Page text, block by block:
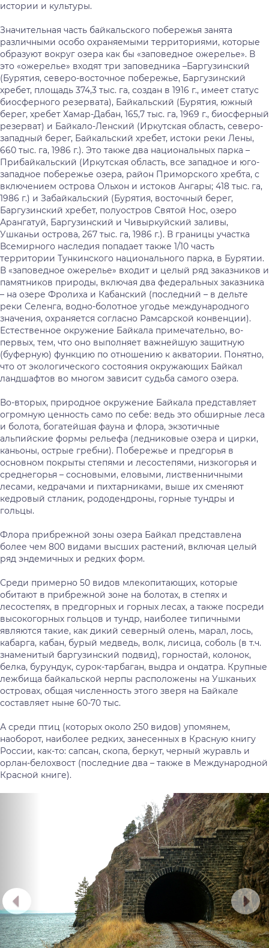
истории и культуры.
Значительная часть байкальского побережья занята
различными особо охраняемыми территориями, которые
образуют вокруг озера как бы «заповедное ожерелье». В
это «ожерелье» входят три заповедника –Баргузинский
(Бурятия, северо-восточное побережье, Баргузинский
хребет, площадь 374,3 тыс. га, создан в 1916 г., имеет статус
биосферного резервата), Байкальский (Бурятия, южный
берег, хребет Хамар-Дабан, 165,7 тыс. га, 1969 г., биосферный
резерват) и Байкало-Ленский (Иркутская область, северо-
западный берег, Байкальский хребет, истоки реки Лены,
660 тыс. га, 1986 г.). Это также два национальных парка –
Прибайкальский (Иркутская область, все западное и юго-
западное побережье озера, район Приморского хребта, с
включением острова Ольхон и истоков Ангары; 418 тыс. га,
1986 г.) и Забайкальский (Бурятия, восточный берег,
Баргузинский хребет, полуостров Святой Нос, озеро
Арангатуй, Баргузинский и Чивыркуйский заливы,
Ушканьи острова, 267 тыс. га, 1986 г.). В границы участка
Всемирного наследия попадает также 1/10 часть
территории Тункинского национального парка, в Бурятии.
В «заповедное ожерелье» входит и целый ряд заказников и
памятников природы, включая два федеральных заказника
– на озере Фролиха и Кабанский (последний – в дельте
реки Селенга, водно-болотное угодье международного
значения, охраняется согласно Рамсарской конвенции).
Естественное окружение Байкала примечательно, во-
первых, тем, что оно выполняет важнейшую защитную
(буферную) функцию по отношению к акватории. Понятно,
что от экологического состояния окружающих Байкал
ландшафтов во многом зависит судьба самого озера.
Во-вторых, природное окружение Байкала представляет
огромную ценность само по себе: ведь это обширные леса
и болота, богатейшая фауна и флора, экзотичные
альпийские формы рельефа (ледниковые озера и цирки,
каньоны, острые гребни). Побережье и предгорья в
основном покрыты степями и лесостепями, низкогорья и
среднегорья – сосновыми, еловыми, лиственничными
лесами, кедрачами и пихтарниками, выше их сменяют
кедровый стланик, рододендроны, горные тундры и
гольцы.
Флора прибрежной зоны озера Байкал представлена
более чем 800 видами высших растений, включая целый
ряд эндемичных и редких форм.
Среди примерно 50 видов млекопитающих, которые
обитают в прибрежной зоне на болотах, в степях и
лесостепях, в предгорных и горных лесах, а также посреди
высокогорных гольцов и тундр, наиболее типичными
являются такие, как дикий северный олень, марал, лось,
кабарга, кабан, бурый медведь, волк, лисица, соболь (в т.ч.
знаменитый баргузинский подвид), горностай, колонок,
белка, бурундук, сурок-тарбаган, выдра и ондатра. Крупные
лежбища байкальской нерпы расположены на Ушканьих
островах, общая численность этого зверя на Байкале
составляет ныне 60-70 тыс.
А среди птиц (которых около 250 видов) упомянем,
наоборот, наиболее редких, занесенных в Красную книгу
России, как-то: сапсан, скопа, беркут, черный журавль и
орлан-белохвост (последние два – также в Международной
Красной книге).